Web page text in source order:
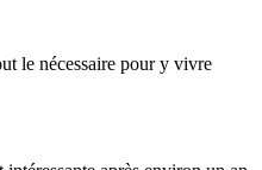
le nécessaire pour y vivre